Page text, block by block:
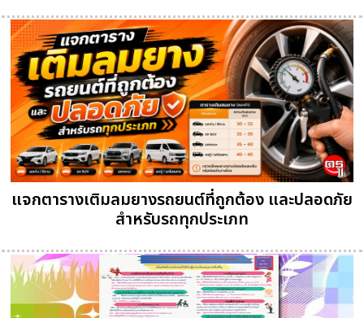
แจกตารางเติมลมยางรถยนต์ที่ถูกต้อง และปลอดภัย
สำหรับรถทุกประเภท